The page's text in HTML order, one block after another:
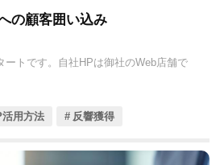
の顧客囲い込み
ートです。自社HPは御社のWeb店舗で
店舗への囲い込みを続けていかなければ
び付ける事に繋がりません。
活用方法 反響獲得